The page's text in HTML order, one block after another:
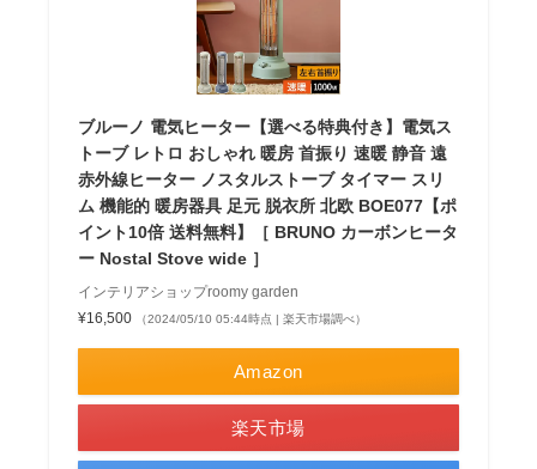
ブルーノ 電気ヒーター【選べる特典付き】電気ス
トーブ レトロ おしゃれ 暖房 首振り 速暖 静音 遠
赤外線ヒーター ノスタルストーブ タイマー スリ
ム 機能的 暖房器具 足元 脱衣所 北欧 BOE077【ポ
イント10倍 送料無料】［ BRUNO カーボンヒータ
ー Nostal Stove wide ］
インテリアショップroomy garden
¥16,500
（2024/05/10 05:44時点 | 楽天市場調べ）
Amazon
楽天市場